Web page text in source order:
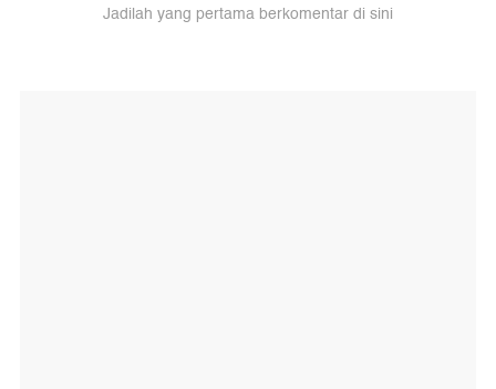
Jadilah yang pertama berkomentar di sini